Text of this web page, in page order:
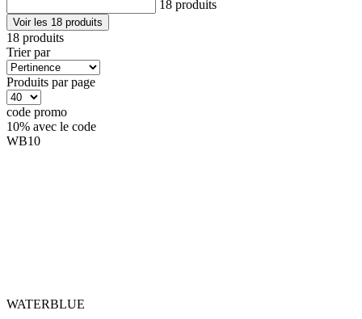
18 produits
Voir les 18 produits
18 produits
Trier par
Produits par page
code promo
10% avec le code
WB10
WATERBLUE